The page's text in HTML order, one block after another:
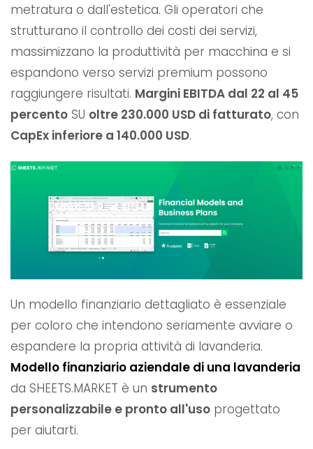
metratura o dall'estetica. Gli operatori che
strutturano il controllo dei costi dei servizi,
massimizzano la produttività per macchina e si
espandono verso servizi premium possono
raggiungere risultati. Margini EBITDA dal 22 al 45
percento SU oltre 230.000 USD di fatturato, con
CapEx inferiore a 140.000 USD.
Un modello finanziario dettagliato è essenziale
per coloro che intendono seriamente avviare o
espandere la propria attività di lavanderia.
Modello finanziario aziendale di una lavanderia
da SHEETS.MARKET è un strumento
personalizzabile e pronto all'uso progettato
per aiutarti.